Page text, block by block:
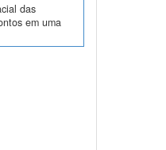
das
em uma